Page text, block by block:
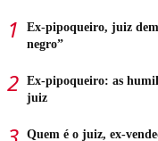
Ex-pipoqueiro, juiz
negro”
Ex-pipoqueiro: as
juiz
Quem é o juiz, ex-